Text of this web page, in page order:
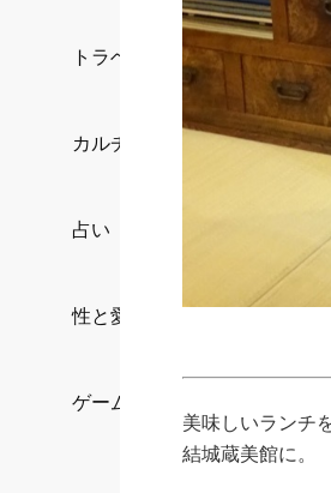
トラベル
カルチャー/エンタメ
占い
性と愛
ゲーム
美味しいランチ
結城蔵美館に。